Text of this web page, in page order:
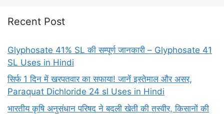
Recent Post
Glyphosate 41% SL की सम्पूर्ण जानकारी – Glyphosate 41
SL Uses in Hindi
सिर्फ 1 दिन में खरपतवार का सफाया! जानें इस्तेमाल और असर,
Paraquat Dichloride 24 sl Uses in Hindi
भारतीय कृषि अनुसंधान परिषद ने बदली खेती की तस्वीर, किसानों की